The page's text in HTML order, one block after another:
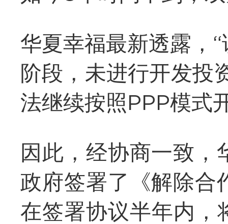
华夏幸福最新透露，
阶段，未进行开发投
法继续按照PPP模式
因此，经协商一致，
政府签署了《解除合
在签署协议半年内，